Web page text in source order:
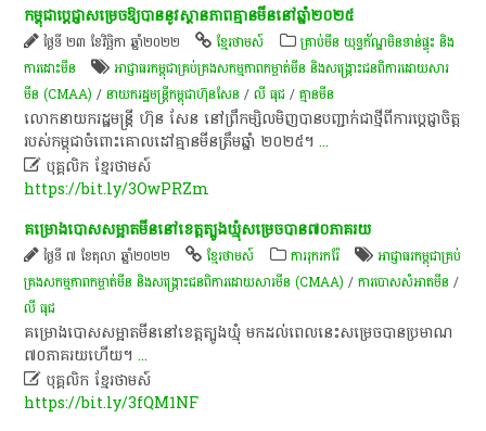
កម្ពុជា​ប្តេជ្ញា​សម្រេច​ឱ្យ​បាន​នូវ​ស្ថានភាព​គ្មាន​មីន​នៅ​ឆ្នាំ​២០២៥
ថ្ងៃទី ២៣ ខែវិច្ឆិកា ឆ្នាំ២០២២ ខ្មែរថាមស៍
គ្រាប់មីន យុទ្ធភ័ណ្ឌមិនទាន់ផ្ទុះ និង
ការដោះមីន
អាជ្ញាធរ​កម្ពុជា​គ្រប់គ្រង​សកម្មភាព​កម្ចាត់​មីន និង​សង្គ្រោះ​ជនពិការ​ដោយសារ​
មីន (CMAA) /នាយករដ្ឋមន្រ្តីកម្ពុជាហ៊ុនសែន /លី​ ធុ​ជ /​គ្មាន​មីន​
​លោកនាយក​រដ្ឋមន្ត្រី​ ហ៊ុន​ សែន​ នៅ​ព្រឹក​ម្សិលមិញ​បាន​បញ្ជាក់​ជា​ថ្មី​ពី​ការ​ប្តេជ្ញា​ចិត្ត​
របស់​កម្ពុជា​ចំពោះ​គោលដៅ​គ្មាន​មីន​ត្រឹម​ឆ្នាំ​ ២០២៥​។​...
 បុគ្គលិក​ ខ្មែរ​ថា​ម​ស៍​
https://bit.ly/3OwPRZm
គម្រោង​បោសសម្អាត​មីន​នៅ​ខេត្ត​ត្បូងឃ្មុំ​សម្រេច​បាន​៧០​ភាគរយ​
ថ្ងៃទី ៧ ខែតុលា ឆ្នាំ២០២២ ខ្មែរថាមស៍ ការរុករករ៉ែ
អាជ្ញាធរ​កម្ពុជា​គ្រប់
គ្រង​សកម្មភាព​កម្ចាត់​មីន និង​សង្គ្រោះ​ជនពិការ​ដោយសារ​មីន (CMAA) /ការបោសសំអាតមីន /
លី​ ធុ​ជ
គម្រោង​បោសសម្អាត​មីន​នៅ​ខេត្ត​ត្បូងឃ្មុំ​ មក​ដល់​ពេល​នេះ​សម្រេច​បាន​ប្រមាណ​
៧០​ភាគរយ​ហើយ​។​...
 បុគ្គលិក​ ខ្មែរ​ថា​ម​ស៍​
https://bit.ly/3fQM1NF